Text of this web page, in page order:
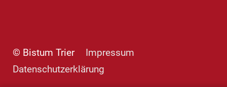
© Bistum Trier
Impressum
Datenschutzerklärung